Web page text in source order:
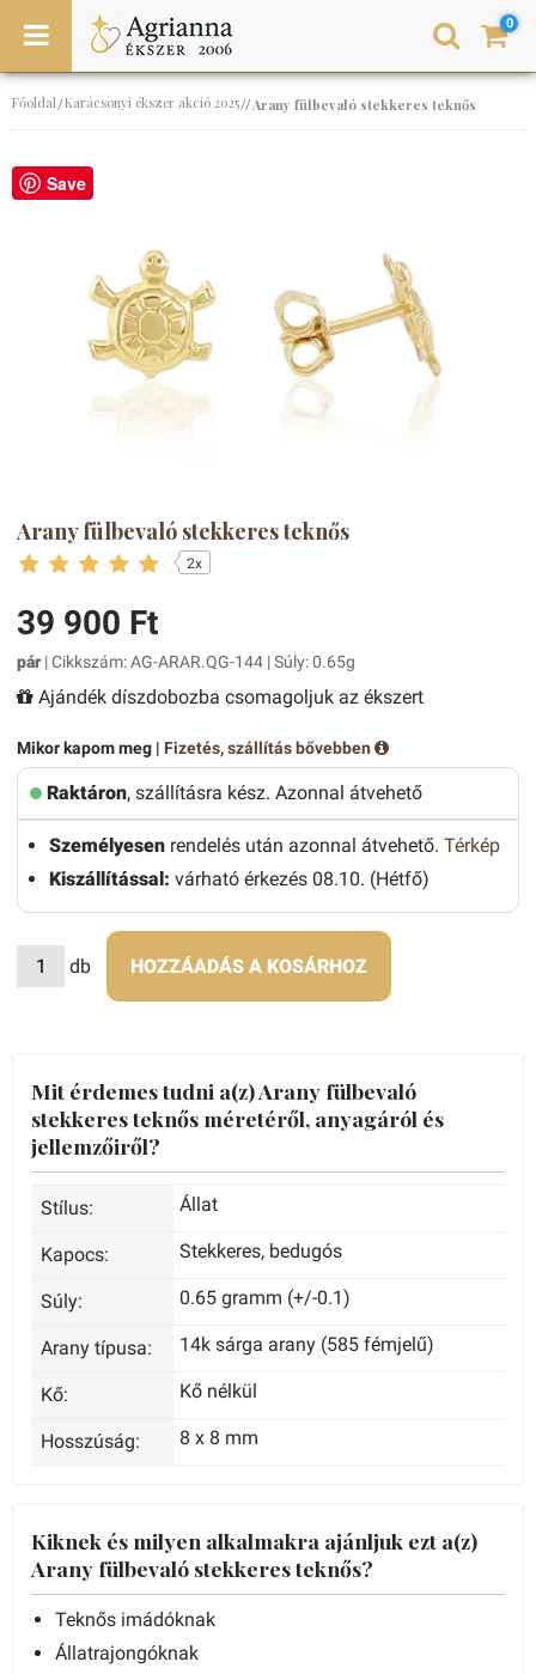
0
Főoldal/Karácsonyi ékszer akció 2025//Arany fülbevaló stekkeres teknős
Save
Arany fülbevaló stekkeres teknős
2x
39 900 Ft
pár | Cikkszám: AG-ARAR.QG-144 | Súly: 0.65g
Ajándék díszdobozba csomagoljuk az ékszert
Mikor kapom meg | Fizetés, szállítás bővebben
Raktáron, szállításra kész. Azonnal átvehető
Személyesen rendelés után azonnal átvehető. Térkép
Kiszállítással: várható érkezés 08.10. (Hétfő)
db HOZZÁADÁS A KOSÁRHOZ
Mit érdemes tudni a(z) Arany fülbevaló
stekkeres teknős méretéről, anyagáról és
jellemzőiről?
Stílus: Állat
Kapocs: Stekkeres, bedugós
Súly: 0.65 gramm (+/-0.1)
Arany típusa: 14k sárga arany (585 fémjelű)
Kő: Kő nélkül
Hosszúság: 8 x 8 mm
Kiknek és milyen alkalmakra ajánljuk ezt a(z)
Arany fülbevaló stekkeres teknős?
Teknős imádóknak
Állatrajongóknak